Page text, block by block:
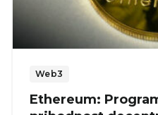
Web3
Ethereum: